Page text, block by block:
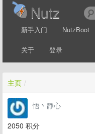
Nutz
新手入门 NutzBoot
关于 登录
主页 /
悟丶静心
2050 积分